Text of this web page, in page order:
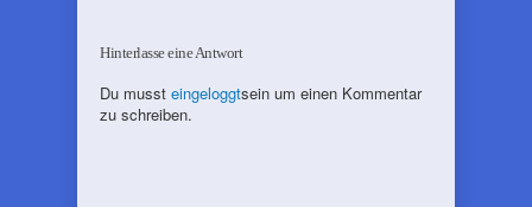
Hinterlasse eine Antwort
Du musst eingeloggtsein um einen Kommentar
zu schreiben.